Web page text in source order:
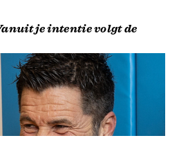
je intentie volgt de